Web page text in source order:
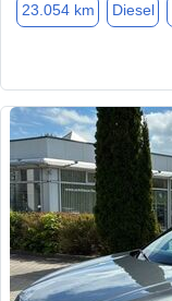
23.054 km Diesel